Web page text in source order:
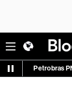
Petrobras PN 42.25